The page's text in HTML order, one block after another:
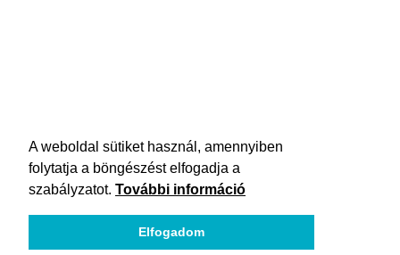
A weboldal sütiket használ, amennyiben
folytatja a böngészést elfogadja a
szabályzatot. További információ
Elfogadom